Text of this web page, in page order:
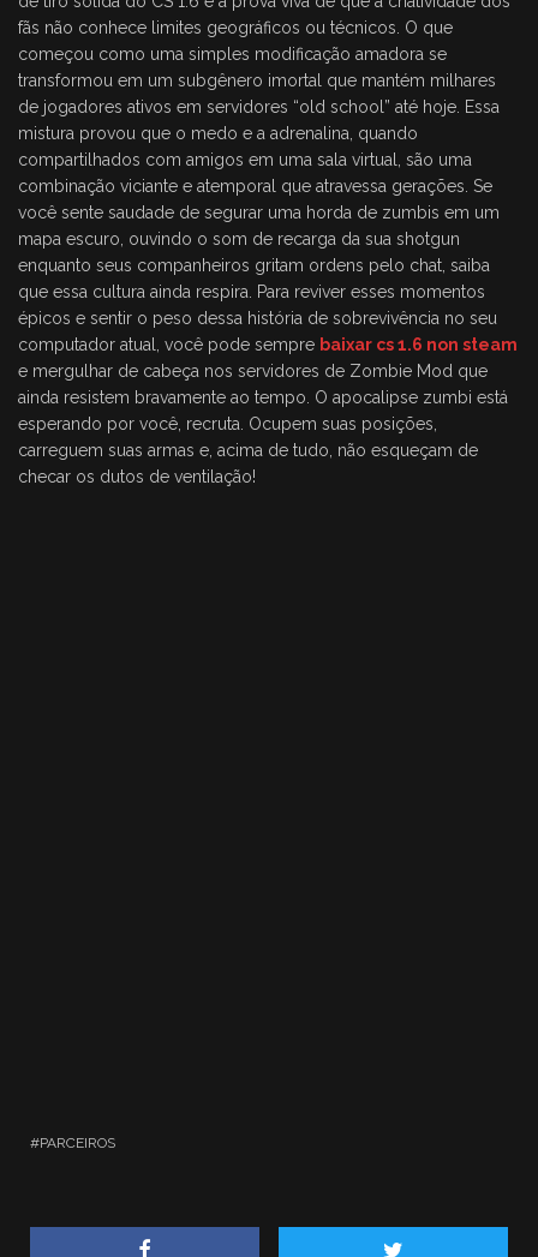
fãs não conhece limites geográficos ou técnicos. O que
começou como uma simples modificação amadora se
transformou em um subgênero imortal que mantém milhares
de jogadores ativos em servidores “old school” até hoje. Essa
mistura provou que o medo e a adrenalina, quando
compartilhados com amigos em uma sala virtual, são uma
combinação viciante e atemporal que atravessa gerações. Se
você sente saudade de segurar uma horda de zumbis em um
mapa escuro, ouvindo o som de recarga da sua shotgun
enquanto seus companheiros gritam ordens pelo chat, saiba
que essa cultura ainda respira. Para reviver esses momentos
épicos e sentir o peso dessa história de sobrevivência no seu
computador atual, você pode sempre baixar cs 1.6 non steam
e mergulhar de cabeça nos servidores de Zombie Mod que
ainda resistem bravamente ao tempo. O apocalipse zumbi está
esperando por você, recruta. Ocupem suas posições,
carreguem suas armas e, acima de tudo, não esqueçam de
checar os dutos de ventilação!
PARCEIROS